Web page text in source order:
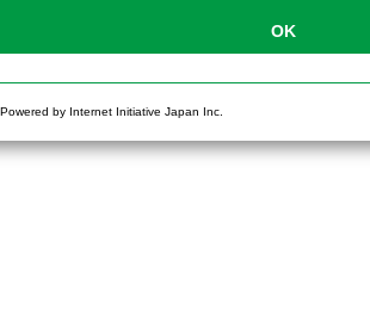
OK
Powered by Internet Initiative Japan Inc.